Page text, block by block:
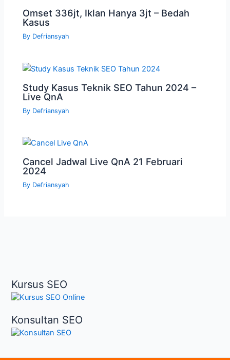
Omset 336jt, Iklan Hanya 3jt – Bedah
Kasus
By Defriansyah
Study Kasus Teknik SEO Tahun 2024 –
Live QnA
By Defriansyah
Cancel Jadwal Live QnA 21 Februari
2024
By Defriansyah
Kursus SEO
Konsultan SEO